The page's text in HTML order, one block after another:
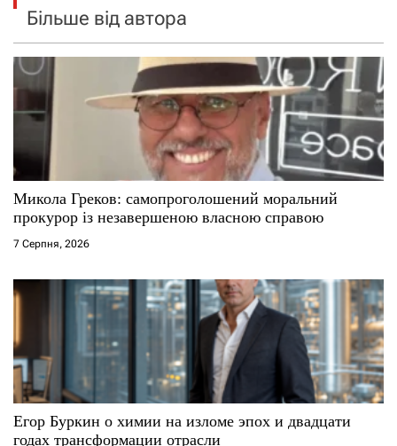
Більше від автора
Микола Греков: самопроголошений моральний
прокурор із незавершеною власною справою
7 Серпня, 2026
Егор Буркин о химии на изломе эпох и двадцати
годах трансформации отрасли